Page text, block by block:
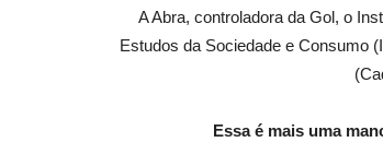
A Abra, controladora da Gol, o
Estudos da Sociedade e Consumo
Essa é mais uma